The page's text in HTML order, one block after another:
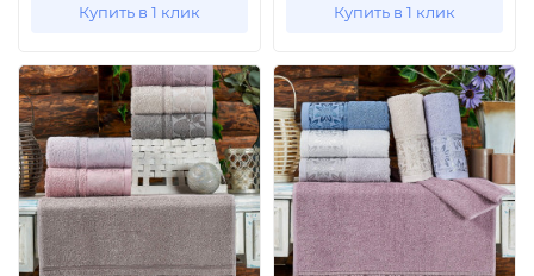
Купить в 1 клик Купить в 1 клик